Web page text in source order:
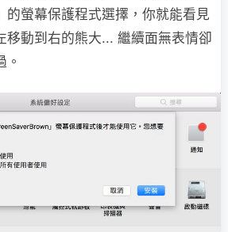
的螢幕保護程式選擇，你就能看見
移動到右的熊大... 繼續面無表情卻
。